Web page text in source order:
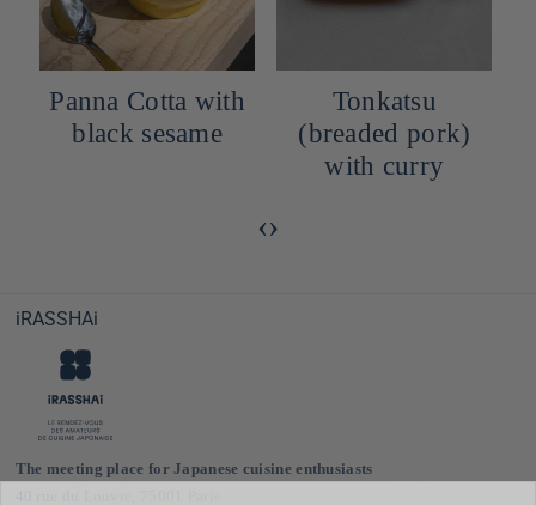
Tonkatsu
(breaded pork)
Hanami Dango
Mochi with his
Mitarashic sauce
‹›
iRASSHAi
The meeting place for Japanese cuisine enthusiasts